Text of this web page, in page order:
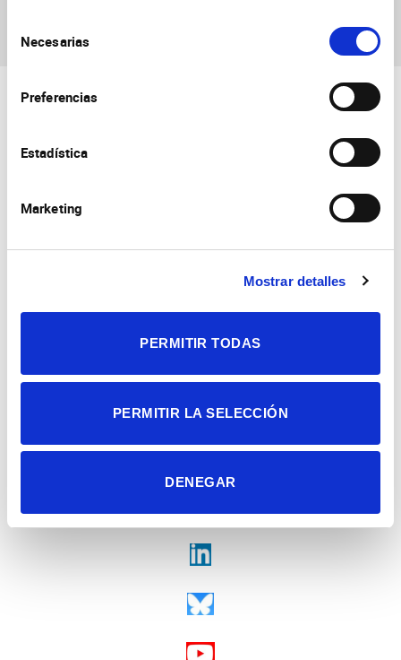
Necesarias
Preferencias
Estadística
Marketing
Mostrar detalles
PERMITIR TODAS
PERMITIR LA SELECCIÓN
DENEGAR
Campus de San Juan | Sant Joan d’Alacant
Tel. + 34 965 23 37 00